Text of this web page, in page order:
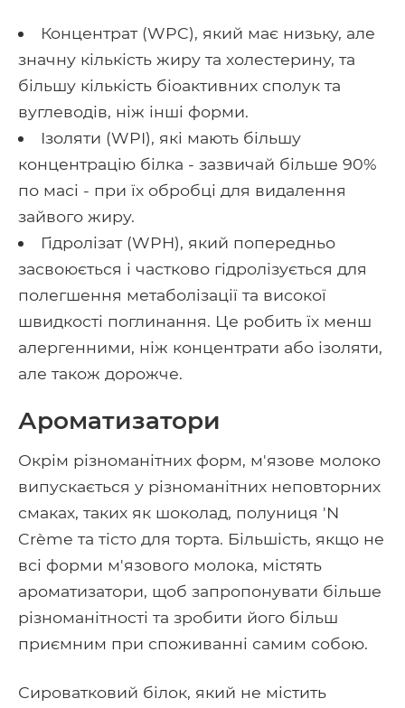
Концентрат (WPC), який має низьку, але
значну кількість жиру та холестерину, та
більшу кількість біоактивних сполук та
вуглеводів, ніж інші форми.
Ізоляти (WPI), які мають більшу
концентрацію білка - зазвичай більше 90%
по масі - при їх обробці для видалення
зайвого жиру.
Гідролізат (WPH), який попередньо
засвоюється і частково гідролізується для
полегшення метаболізації та високої
швидкості поглинання. Це робить їх менш
алергенними, ніж концентрати або ізоляти,
але також дорожче.
Ароматизатори
Окрім різноманітних форм, м'язове молоко
випускається у різноманітних неповторних
смаках, таких як шоколад, полуниця 'N
Crème та тісто для торта. Більшість, якщо не
всі форми м'язового молока, містять
ароматизатори, щоб запропонувати більше
різноманітності та зробити його більш
приємним при споживанні самим собою.
Сироватковий білок, який не містить